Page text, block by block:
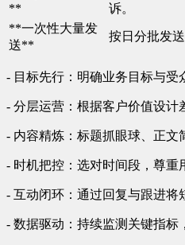
**
诉。
**一次性大量发
送**
按日分批发
- 目标先行：明确业务目标与受
- 分层运营：根据客户价值设计
- 内容精炼：标题抓眼球、正文
- 时机把控：选对时间段，尊重
- 互动闭环：通过回复与跟进将
- 数据驱动：持续监测关键指标